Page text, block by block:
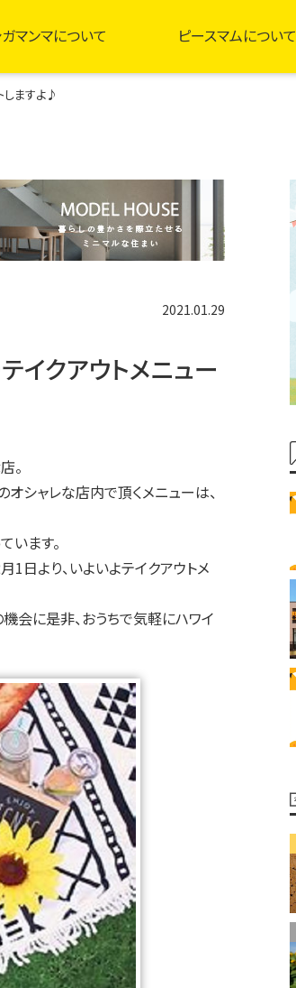
マンマについて ピースマムについて
しますよ♪
2021.01.29
イクアウトメニュー
。
オシャレな店内で頂くメニューは、
います。
日より、いよいよテイクアウトメ
機会に是非、おうちで気軽にハワイ